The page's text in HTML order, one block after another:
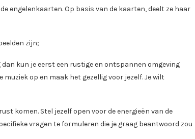
engelenkaarten. Op basis van de kaarten, deelt ze haar
zijn;
kun je eerst een rustige en ontspannen omgeving
op en maak het gezellig voor jezelf. Je wilt
komen. Stel jezelf open voor de energieën van de
vragen te formuleren die je graag beantwoord zou